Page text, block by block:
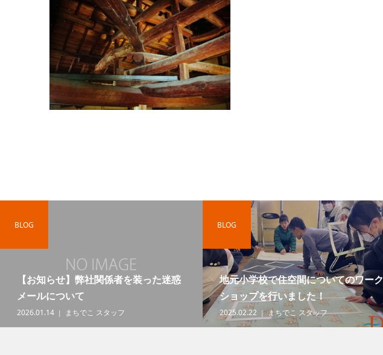
【お知らせ】弊社関係者を装った迷惑
メールについて
2026.01.14
まちでこ スタッフ
BLOG
地元小学校で住空間についてのワーク
ショップを行いました！
2025.02.22
まちでこ スタッフ
BLOG